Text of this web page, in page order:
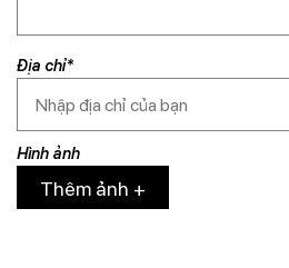
Hình ảnh
Thêm ảnh +
Địa chỉ*